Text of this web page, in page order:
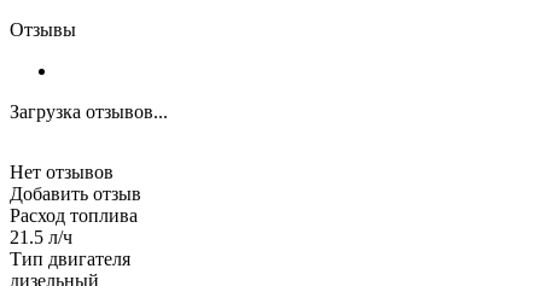
Отзывы
Загрузка отзывов...
Нет отзывов
Добавить отзыв
Расход топлива
21.5 л/ч
Тип двигателя
дизельный